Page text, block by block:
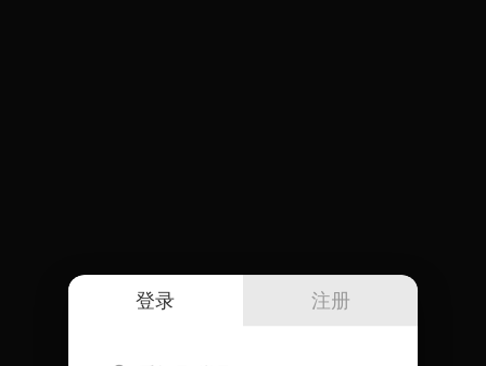
登录 注册